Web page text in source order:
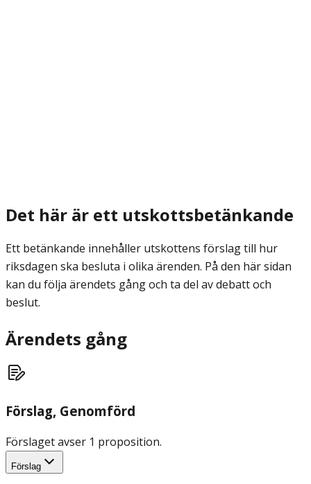
Det här är ett utskottsbetänkande
Ett betänkande innehåller utskottens förslag till hur
riksdagen ska besluta i olika ärenden. På den här sidan
kan du följa ärendets gång och ta del av debatt och
beslut.
Ärendets gång
Förslag, Genomförd
Förslaget avser 1 proposition.
Förslag